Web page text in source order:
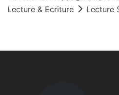
Lecture & Ecriture
Lecture